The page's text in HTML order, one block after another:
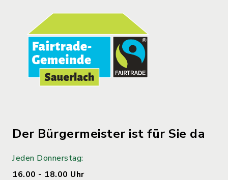
Der Bürgermeister ist für Sie da
Jeden Donnerstag:
16.00 - 18.00 Uhr